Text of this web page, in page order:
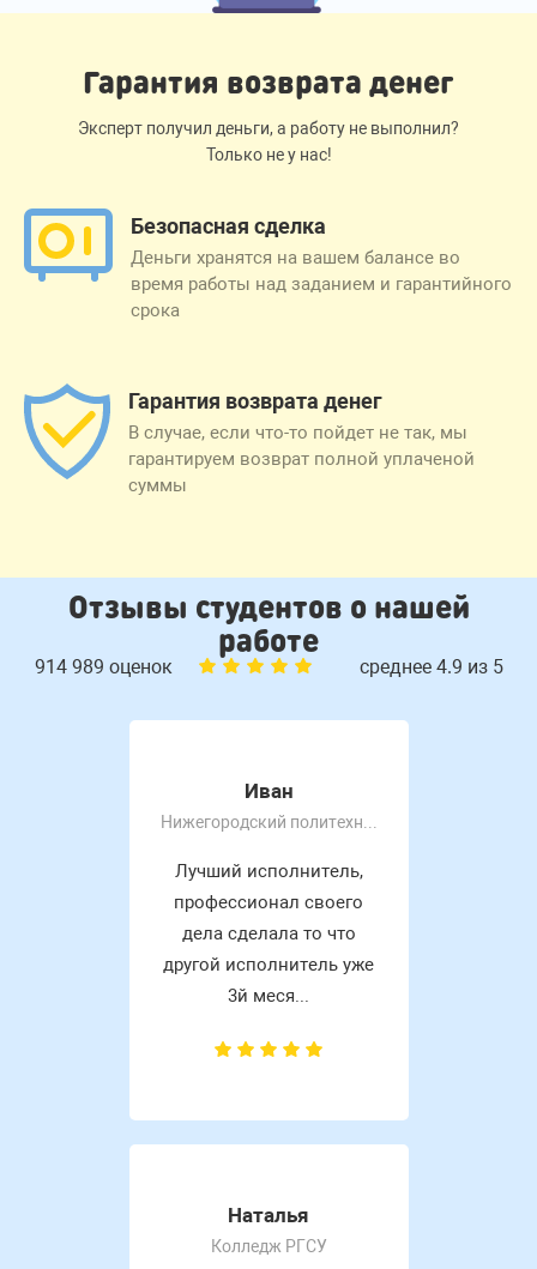
Гарантия возврата денег
Эксперт получил деньги, а работу не выполнил?
Только не у нас!
Безопасная сделка
Деньги хранятся на вашем балансе во
время работы над заданием и гарантийного
срока
Гарантия возврата денег
В случае, если что-то пойдет не так, мы
гарантируем возврат полной уплаченой
суммы
Отзывы студентов о нашей
работе
914 989 оценок среднее 4.9 из 5
Иван
Лучший исполнитель,
профессионал своего
дела сделала то что
другой исполнитель уже
3й меся...
Наталья
Колледж РГСУ